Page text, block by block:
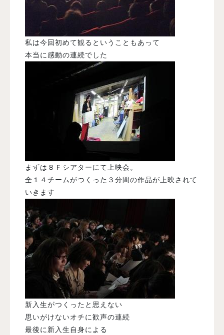
私は今回初めて観るということもあって
本当に感動の連続でした
まずは８Ｆシアターにて上映会。
全１４チームがつくった３分間の作品が上映されて
いきます
新入生がつくったと思えない
思いがけないオチに歓声の連続
最後に新入生自身による